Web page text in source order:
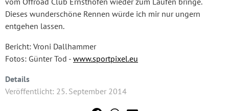
Dieses wunderschöne Rennen würde ich mir nur ungern
entgehen lassen.
Bericht: Vroni Dallhammer
Fotos: Günter Tod - www.sportpixel.eu
Details
Veröffentlicht: 25. September 2014